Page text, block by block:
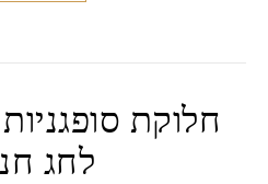
חלוקת
לחג